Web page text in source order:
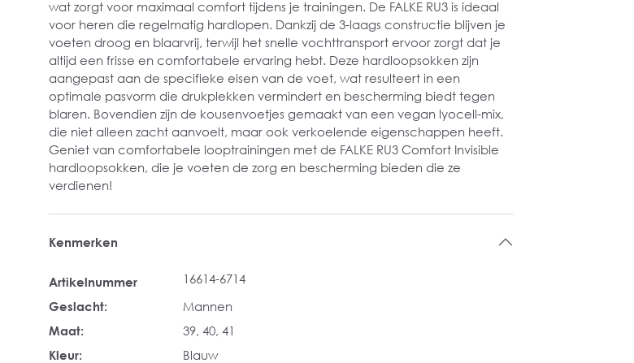
wat zorgt voor maximaal comfort tijdens je trainingen. De FALKE RU3 is ideaal
voor heren die regelmatig hardlopen. Dankzij de 3-laags constructie blijven je
voeten droog en blaarvrij, terwijl het snelle vochttransport ervoor zorgt dat je
altijd een frisse en comfortabele ervaring hebt. Deze hardloopsokken zijn
aangepast aan de specifieke eisen van de voet, wat resulteert in een
optimale pasvorm die drukplekken vermindert en bescherming biedt tegen
blaren. Bovendien zijn de kousenvoetjes gemaakt van een vegan lyocell-mix,
die niet alleen zacht aanvoelt, maar ook verkoelende eigenschappen heeft.
Geniet van comfortabele looptrainingen met de FALKE RU3 Comfort Invisible
hardloopsokken, die je voeten de zorg en bescherming bieden die ze
verdienen!
Kenmerken
Artikelnummer
16614-6714
Geslacht:
Mannen
Maat:
39, 40, 41
Kleur:
Blauw